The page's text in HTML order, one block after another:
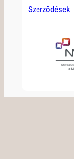
Szerződések